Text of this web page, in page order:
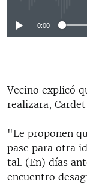
0:00
Vecino explicó
realizara,
"Le proponen
pase para otra
tal. (En) días
encuentro